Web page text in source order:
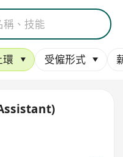
環 受僱形式